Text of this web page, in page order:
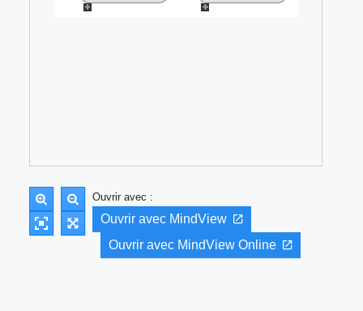
Ouvrir avec :
Ouvrir avec MindView
Ouvrir avec MindView Online